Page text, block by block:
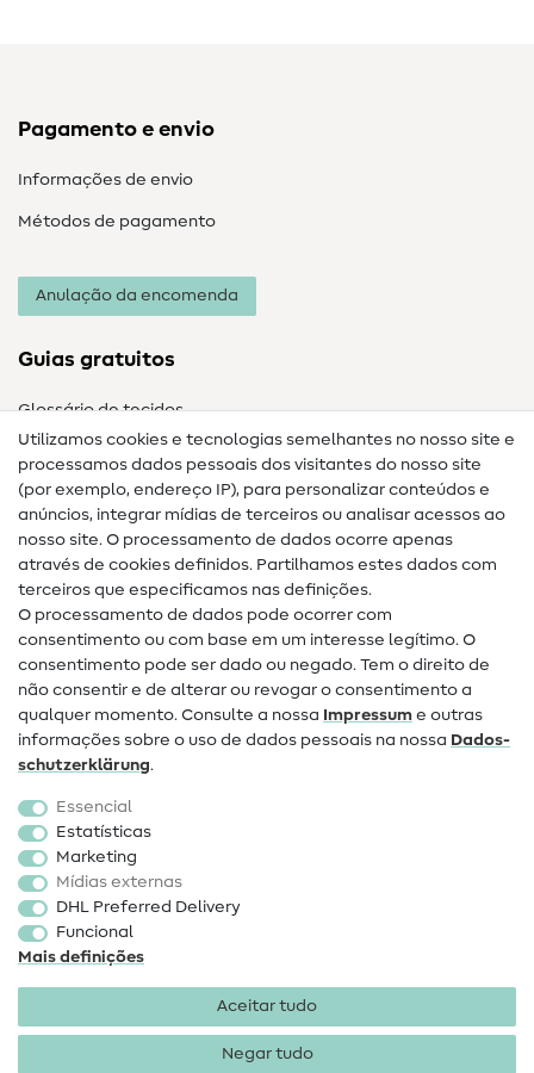
Pagamento e envio
Informações de envio
Métodos de pagamento
Anulação da encomenda
Guias gratuitos
Glossário de tecidos
Guias de costura
Ajuda e contacto
Contacto
Mudança de proprietário
Perguntas frequentes (FAQ)
Direito de cancelamento
Popular
Tecidos
Acessórios de costura
Promoção
Utilizamos cookies e tecnologias semelhantes no nosso site e
processamos dados pessoais dos visitantes do nosso site
(por exemplo, endereço IP), para personalizar conteúdos e
anúncios, integrar mídias de terceiros ou analisar acessos ao
nosso site. O processamento de dados ocorre apenas
através de cookies definidos. Partilhamos estes dados com
terceiros que especificamos nas definições.
O processamento de dados pode ocorrer com
consentimento ou com base em um interesse legítimo. O
consentimento pode ser dado ou negado. Tem o direito de
não consentir e de alterar ou revogar o consentimento a
qualquer momento. Consulte a nossa Impressum e outras
informações sobre o uso de dados pessoais na nossa Dados­
schutz­erklärung.
Essencial
Estatísticas
Marketing
Mídias externas
DHL Preferred Delivery
Funcional
Mais definições
Aceitar tudo
Negar tudo
Proteção de dados